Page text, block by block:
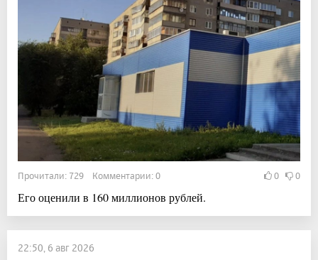
Прочитали: 729 Комментарии: 0 0 0
Его оценили в 160 миллионов рублей.
22:50, 6 авг 2026